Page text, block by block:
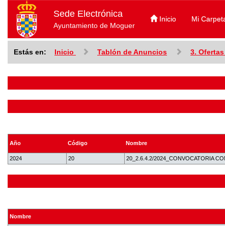
Sede Electrónica
Ayuntamiento de Moguer
Inicio Mi
Estás en: Inicio Tablón de Anuncios 3.
Año Código Nombre
2024 20 20_2.6.4.2/2024_CONVOCATORIA
Nombre